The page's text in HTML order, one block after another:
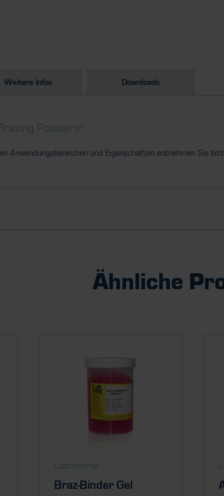
Weitere Infos Downloads
Powders"
Anwendungsbereichen und Eigenschaften entnehmen Sie
Ähnliche
Lötmaterial
Braz-Binder Gel